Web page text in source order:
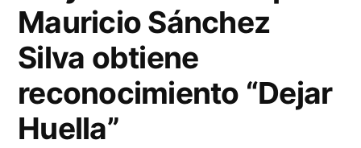
Mauricio Sánchez
Silva obtiene
reconocimiento “Dejar
Huella”